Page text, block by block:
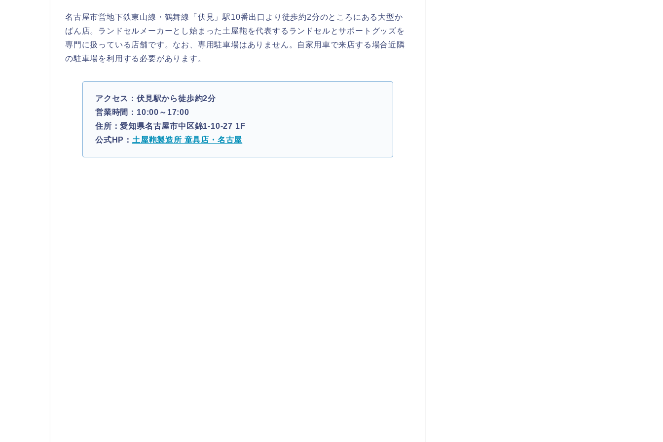
名古屋市営地下鉄東山線・鶴舞線「伏見」駅10番出口より徒歩約2分のところにある大型か
ばん店。ランドセルメーカーとし始まった土屋鞄を代表するランドセルとサポートグッズを
専門に扱っている店舗です。なお、専用駐車場はありません。自家用車で来店する場合近隣
の駐車場を利用する必要があります。
アクセス：伏見駅から徒歩約2分
営業時間：10:00～17:00
住所：愛知県名古屋市中区錦1-10-27 1F
公式HP： 土屋鞄製造所 童具店・名古屋